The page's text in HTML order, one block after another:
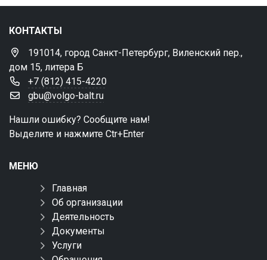
КОНТАКТЫ
191014, город Санкт-Петербург, Виленский пер.,
дом 15, литера Б
+7 (812) 415-4220
gbu@volgo-balt.ru
Нашли ошибку? Сообщите нам!
Выделите и нажмите Ctr+Enter
МЕНЮ
Главная
Об организации
Деятельность
Документы
Услуги